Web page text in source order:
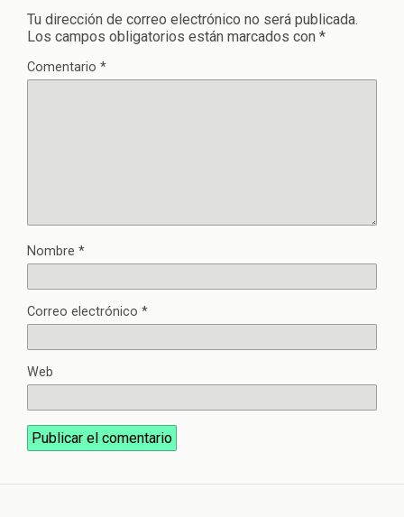
Tu dirección de correo electrónico no será publicada.
Los campos obligatorios están marcados con *
Comentario *
Nombre *
Correo electrónico *
Web